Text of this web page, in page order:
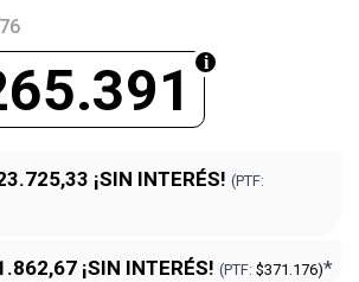
¡SIN INTERÉS! (PTF:
¡SIN INTERÉS! (PTF: $371.176)*